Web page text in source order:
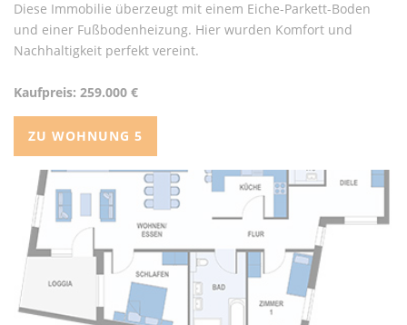
Diese Immobilie überzeugt mit einem Eiche-Parkett-Boden
und einer Fußbodenheizung. Hier wurden Komfort und
Nachhaltigkeit perfekt vereint.
Kaufpreis: 259.000 €
ZU WOHNUNG 5